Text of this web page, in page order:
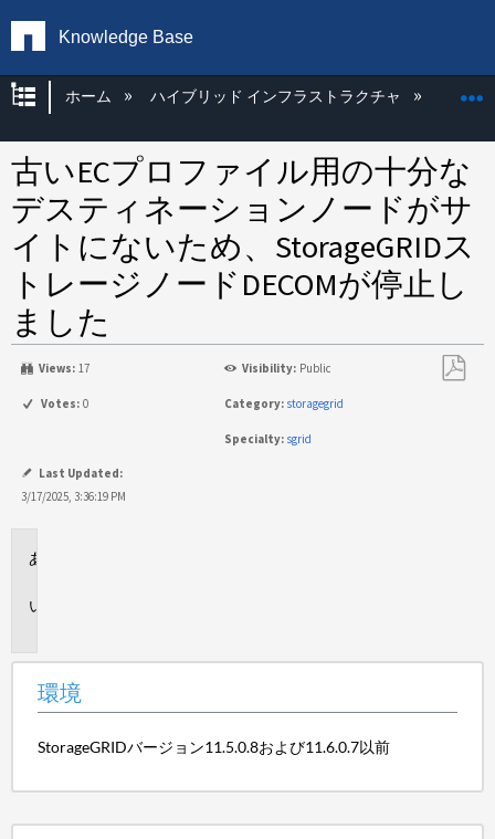
Knowledge Base
グローバル階層を展開/折りたたむ
ホーム ハイブリッド インフラストラクチャ
古いECプロファイル用の十分な
デスティネーションノードがサ
イトにないため、StorageGRIDス
トレージノードDECOMが停止し
ました
Views: 17 Visibility: Public
Votes: 0 Category: storagegrid
Specialty: sgrid
Last Updated:
3/17/2025, 3:36:19 PM
環境
StorageGRIDバージョン11.5.0.8および11.6.0.7以前